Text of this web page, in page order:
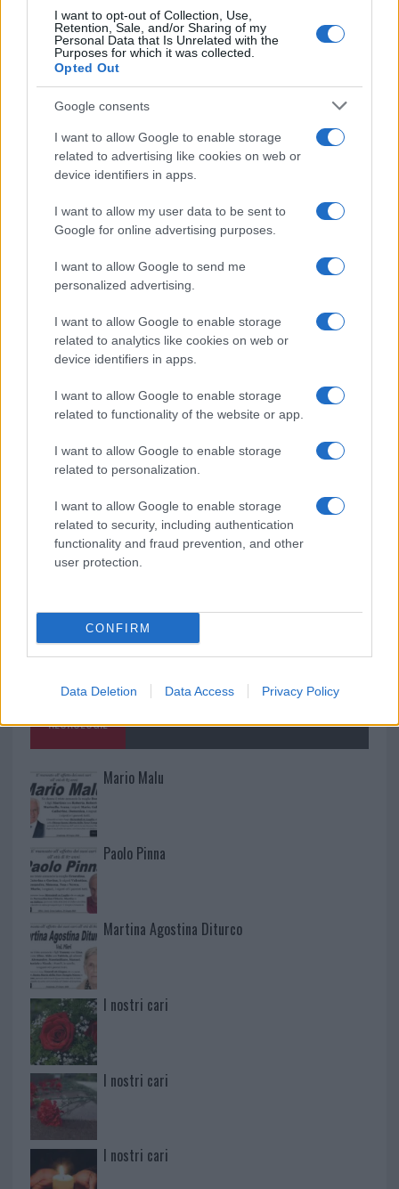
I want to opt-out of Collection, Use,
Retention, Sale, and/or Sharing of my
Personal Data that Is Unrelated with the
Purposes for which it was collected.
Opted Out
Google consents
I want to allow Google to enable storage
related to advertising like cookies on web or
device identifiers in apps.
I want to allow my user data to be sent to
Google for online advertising purposes.
I want to allow Google to send me
personalized advertising.
I want to allow Google to enable storage
related to analytics like cookies on web or
device identifiers in apps.
I want to allow Google to enable storage
related to functionality of the website or app.
I want to allow Google to enable storage
related to personalization.
I want to allow Google to enable storage
related to security, including authentication
functionality and fraud prevention, and other
user protection.
CONFIRM
Data Deletion Data Access Privacy Policy
Le previsioni meteo per il weekend a Olbia e in
Gallura
Calangianus, dopo le polemiche il centro
esplode la protesta
Pausa caffè impeccabile: come scegliere la
soluzione ideale per la casa e l’ufficio
Monte Pino, la fine di un lungo dolore: storia e
rinascita della strada che segnò la Gallura
Raid nelle campagne di Berchidda, rischio per
NECROLOGIE
Mario Malu
Paolo Pinna
Martina Agostina Diturco
I nostri cari
I nostri cari
I nostri cari